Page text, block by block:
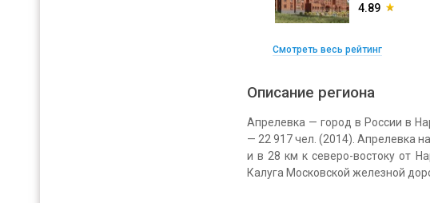
4.89
Смотреть весь рейтинг
Описание региона
Апрелевка — город в России в
— 22 917 чел. (2014). Апрелевка
и в 28 км к северо-востоку от
Калуга Московской железной